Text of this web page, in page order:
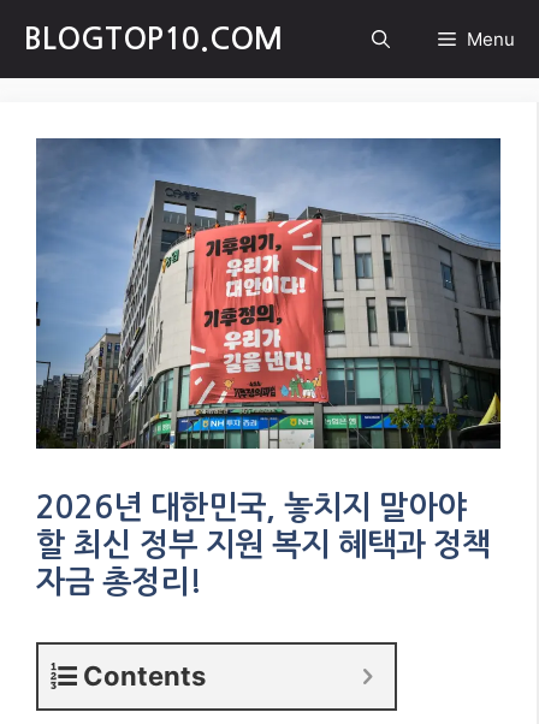
content
BLOGTOP10.COM Menu
2026년 대한민국, 놓치지 말아야
할 최신 정부 지원 복지 혜택과 정책
자금 총정리!
Contents